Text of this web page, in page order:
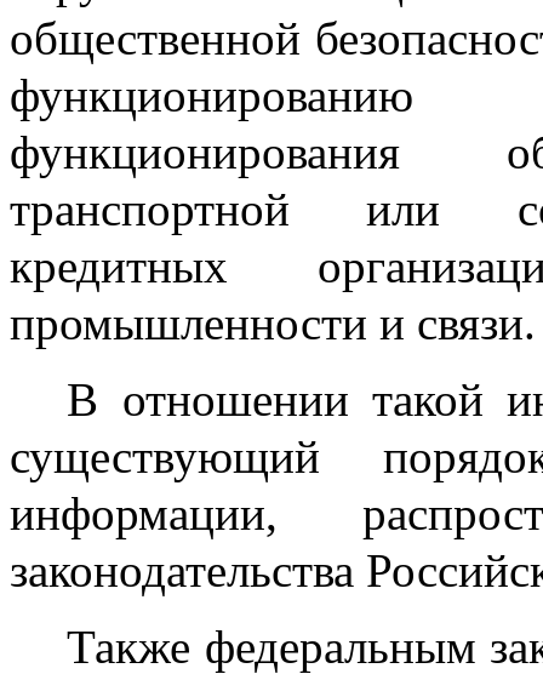
общественной
функционирования
транспортной или
кредитных
промышленности и связи.
В отношении такой
существующий
информации,
законодательства
Также федеральным